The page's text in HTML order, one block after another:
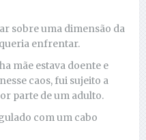
sobre uma dimensão da
enfrentar.
mãe estava doente e
caos, fui sujeito a
parte de um adulto.
com um cabo